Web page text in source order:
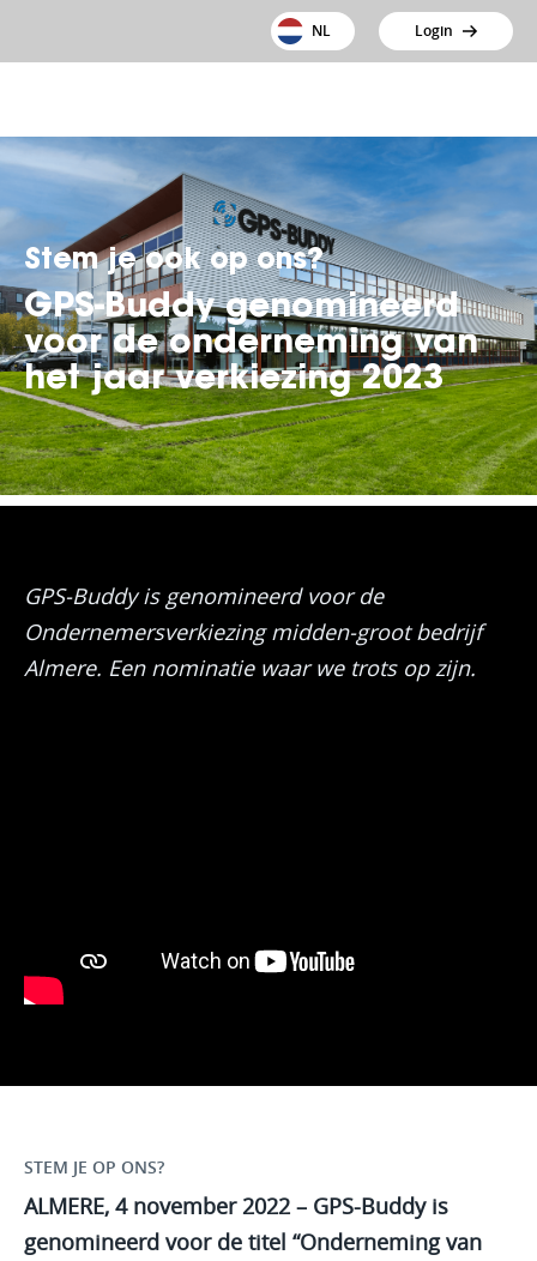
NL Login
Stem je ook op ons?
GPS-Buddy genomineerd
voor de onderneming van
het jaar verkiezing 2023
GPS-Buddy is genomineerd voor de
Ondernemersverkiezing midden-groot bedrijf
Almere. Een nominatie waar we trots op zijn.
STEM JE OP ONS?
ALMERE, 4 november 2022 – GPS-Buddy is
genomineerd voor de titel “Onderneming van